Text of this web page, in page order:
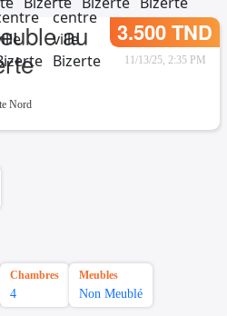
au
3.500 TND
11/13/25, 2:35 PM
Nord
Chambres
4
Meubles
Non Meublé